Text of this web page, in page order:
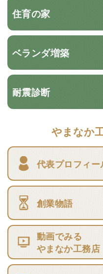
住育の家
ベランダ増築
耐震診断
やまなか
代表プロフィー
創業物語
動画でみる
やまなか工務店